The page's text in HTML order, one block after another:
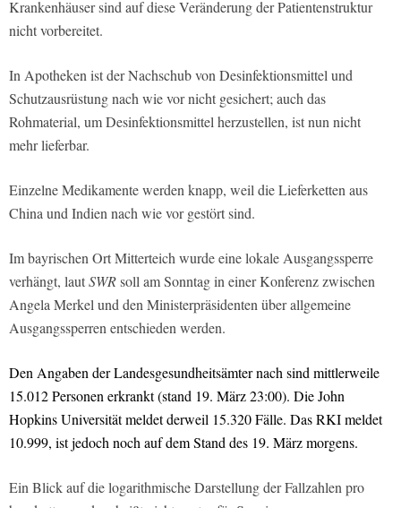
Krankenhäuser sind auf diese Veränderung der Patientenstruktur
nicht vorbereitet.
In Apotheken ist der Nachschub von Desinfektionsmittel und
Schutzausrüstung nach wie vor nicht gesichert; auch das
Rohmaterial, um Desinfektionsmittel herzustellen, ist nun nicht
mehr lieferbar.
Einzelne Medikamente werden knapp, weil die Lieferketten aus
China und Indien nach wie vor gestört sind.
Im bayrischen Ort Mitterteich wurde eine lokale Ausgangssperre
verhängt, lautSWRsoll am Sonntag in einer Konferenz zwischen
Angela Merkel und den Ministerpräsidenten über allgemeine
Ausgangssperren entschieden werden.
Den Angaben der Landesgesundheitsämter nach sind mittlerweile
15.012 Personen erkrankt (stand 19. März 23:00). Die John
Hopkins Universität meldet derweil 15.320 Fälle. Das RKI meldet
10.999, ist jedoch noch auf dem Stand des 19. März morgens.
Ein Blick auf die logarithmische Darstellung der Fallzahlen pro